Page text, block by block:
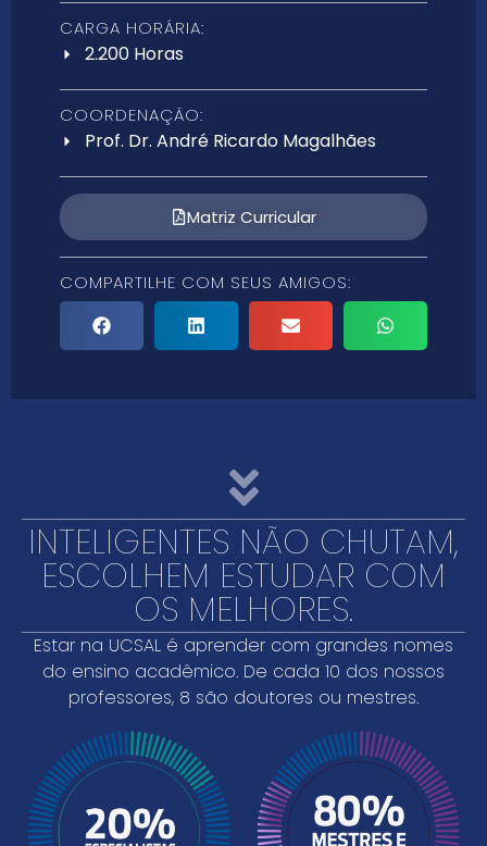
CARGA HORÁRIA:
2.200 Horas
COORDENAÇÃO:
Prof. Dr. André Ricardo Magalhães
Matriz Curricular
COMPARTILHE COM SEUS AMIGOS:
INTELIGENTES NÃO CHUTAM,
ESCOLHEM ESTUDAR COM
OS MELHORES.
Estar na UCSAL é aprender com grandes nomes
do ensino acadêmico. De cada 10 dos nossos
professores, 8 são doutores ou mestres.